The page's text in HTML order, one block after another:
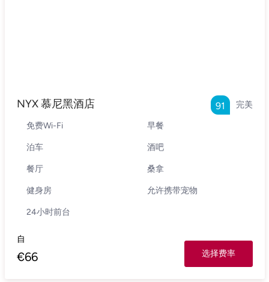
NYX 慕尼黑酒店 完美
91
免费Wi-Fi 早餐
泊车 酒吧
餐厅 桑拿
健身房 允许携带宠物
24小时前台
自
€66 选择费率